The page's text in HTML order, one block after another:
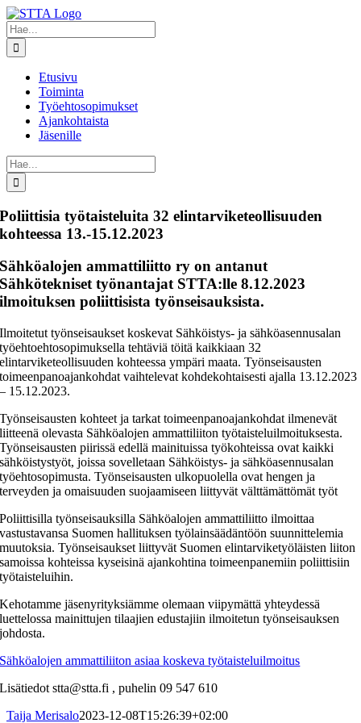
Skip
to
content
Etsi
...
Etusivu
Toiminta
Työehtosopimukset
Ajankohtaista
Jäsenille
Etsi
...
Poliittisia työtaisteluita 32 elintarviketeollisuuden
kohteessa 13.-15.12.2023
Sähköalojen ammattiliitto ry on antanut
Sähkötekniset työnantajat STTA:lle 8.12.2023
ilmoituksen poliittisista työnseisauksista.
Ilmoitetut työnseisaukset koskevat Sähköistys- ja sähköasennusalan
työehtoehtosopimuksella tehtäviä töitä kaikkiaan 32
elintarviketeollisuuden kohteessa ympäri maata.Työnseisausten
toimeenpanoajankohdat vaihtelevat kohdekohtaisesti ajalla 13.12.2023
– 15.12.2023.
Työnseisausten kohteet ja tarkat toimeenpanoajankohdat ilmenevät
liitteenä olevasta Sähköalojen ammattiliiton työtaisteluilmoituksesta.
Työnseisausten piirissä edellä mainituissa työkohteissa ovat kaikki
sähköistystyöt, joissa sovelletaan Sähköistys- ja sähköasennusalan
työehtosopimusta.Työnseisausten ulkopuolella ovat hengen ja
terveyden ja omaisuuden suojaamiseen liittyvät välttämättömät työt
Poliittisilla työnseisauksilla Sähköalojen ammattiliitto ilmoittaa
vastustavansa Suomen hallituksen työlainsäädäntöön suunnittelemia
muutoksia.Työnseisaukset liittyvät Suomen elintarviketyöläisten liiton
samoissa kohteissa kyseisinä ajankohtina toimeenpanemiin poliittisiin
työtaisteluihin.
Kehotamme jäsenyrityksiämme olemaan viipymättä yhteydessä
luettelossa mainittujen tilaajien edustajiin ilmoitetun työnseisauksen
johdosta.
Sähköalojen ammattiliiton asiaa koskeva työtaisteluilmoitus
Lisätiedot stta@stta.fi , puhelin 09 547 610
Taija Merisalo2023-12-08T15:26:39+02:00